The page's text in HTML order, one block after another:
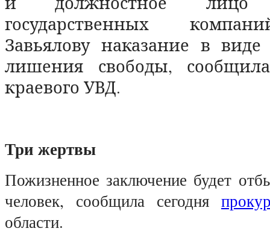
государственных
Завьялову наказание в
лишения свободы,
краевого УВД.
Три жертвы
Пожизненное заключение будет
человек, сообщила сегодня
области.